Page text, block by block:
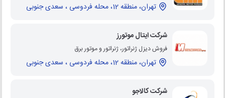
تهران، منطقه 12، محله فردوسی ، سعدی جنوبی
شرکت ایتال موتورز
فروش دیزل ژنراتور، ژنراتور و موتور برق
تهران، منطقه 12، محله فردوسی ، سعدی جنوبی
شرکت کالاجو